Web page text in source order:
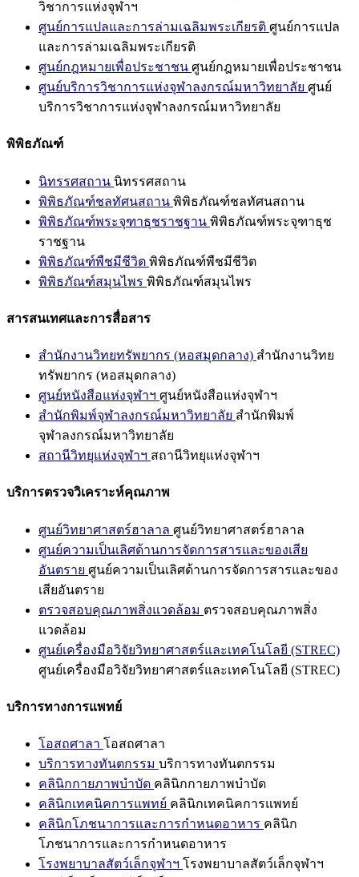
วิชาการแห่งจุฬาฯ
ศูนย์การแปลและการล่ามเฉลิมพระเกียรติ ศูนย์การแปล
และการล่ามเฉลิมพระเกียรติ
ศูนย์กฎหมายเพื่อประชาชน ศูนย์กฎหมายเพื่อประชาชน
ศูนย์บริการวิชาการแห่งจุฬาลงกรณ์มหาวิทยาลัย ศูนย์
บริการวิชาการแห่งจุฬาลงกรณ์มหาวิทยาลัย
พิพิธภัณฑ์
นิทรรศสถาน นิทรรศสถาน
พิพิธภัณฑ์ชลทัศนสถาน พิพิธภัณฑ์ชลทัศนสถาน
พิพิธภัณฑ์พระจุฑาธุชราชฐาน พิพิธภัณฑ์พระจุฑาธุช
ราชฐาน
พิพิธภัณฑ์พืชมีชีวิต พิพิธภัณฑ์พืชมีชีวิต
พิพิธภัณฑ์สมุนไพร พิพิธภัณฑ์สมุนไพร
สารสนเทศและการสื่อสาร
สำนักงานวิทยทรัพยากร (หอสมุดกลาง) สำนักงานวิทย
ทรัพยากร (หอสมุดกลาง)
ศูนย์หนังสือแห่งจุฬาฯ ศูนย์หนังสือแห่งจุฬาฯ
สำนักพิมพ์จุฬาลงกรณ์มหาวิทยาลัย สำนักพิมพ์
จุฬาลงกรณ์มหาวิทยาลัย
สถานีวิทยุแห่งจุฬาฯ สถานีวิทยุแห่งจุฬาฯ
บริการตรวจวิเคราะห์คุณภาพ
ศูนย์วิทยาศาสตร์ฮาลาล ศูนย์วิทยาศาสตร์ฮาลาล
ศูนย์ความเป็นเลิศด้านการจัดการสารและของเสีย
อันตราย ศูนย์ความเป็นเลิศด้านการจัดการสารและของ
เสียอันตราย
ตรวจสอบคุณภาพสิ่งแวดล้อม ตรวจสอบคุณภาพสิ่ง
แวดล้อม
ศูนย์เครื่องมือวิจัยวิทยาศาสตร์และเทคโนโลยี (STREC)
ศูนย์เครื่องมือวิจัยวิทยาศาสตร์และเทคโนโลยี (STREC)
บริการทางการแพทย์
โอสถศาลา โอสถศาลา
บริการทางทันตกรรม บริการทางทันตกรรม
คลินิกกายภาพบำบัด คลินิกกายภาพบำบัด
คลินิกเทคนิคการแพทย์ คลินิกเทคนิคการแพทย์
คลินิกโภชนาการและการกำหนดอาหาร คลินิก
โภชนาการและการกำหนดอาหาร
โรงพยาบาลสัตว์เล็กจุฬาฯ โรงพยาบาลสัตว์เล็กจุฬาฯ